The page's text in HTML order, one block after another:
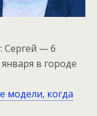
Сергей — 6
в городе
модели, когда